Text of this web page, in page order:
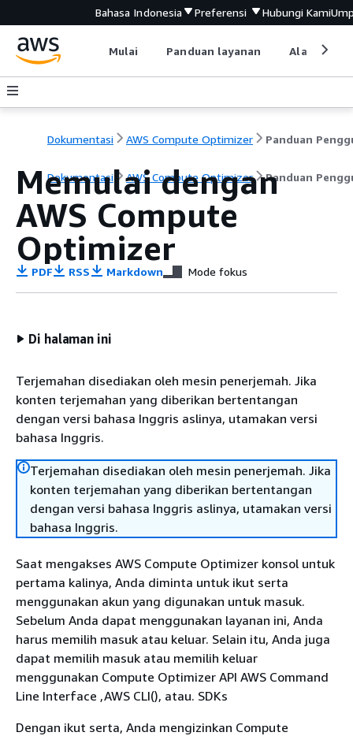
Bahasa Indonesia Preferensi Hubungi Kami
Mulai Panduan layanan Alat
Dokumentasi AWS Compute Optimizer
Dokumentasi AWS Compute Optimizer Panduan
Memulai dengan
AWS Compute
Optimizer
PDF RSS Markdown Mode fokus
Di halaman ini
Terjemahan disediakan oleh mesin penerjemah. Jika
konten terjemahan yang diberikan bertentangan
dengan versi bahasa Inggris aslinya, utamakan versi
bahasa Inggris.
Terjemahan disediakan oleh mesin penerjemah. Jika
konten terjemahan yang diberikan bertentangan
dengan versi bahasa Inggris aslinya, utamakan versi
bahasa Inggris.
Saat mengakses AWS Compute Optimizer konsol untuk
pertama kalinya, Anda diminta untuk ikut serta
menggunakan akun yang digunakan untuk masuk.
Sebelum Anda dapat menggunakan layanan ini, Anda
harus memilih masuk atau keluar. Selain itu, Anda juga
dapat memilih masuk atau memilih keluar
menggunakan Compute Optimizer API AWS Command
Line Interface ,AWS CLI(), atau. SDKs
Dengan ikut serta, Anda mengizinkan Compute